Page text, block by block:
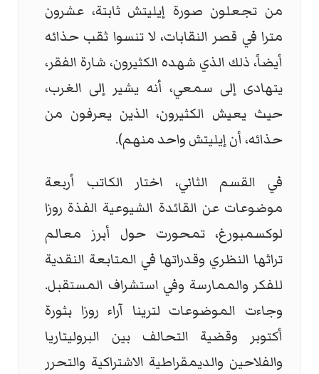
من تجعلون صورة إیلیتش ثابتة، عشرون
مترا في قصر النقابات، لا تنسوا ثقب حذائه
أیضاً، ذلك الذي شھده الكثیرون، شارة الفقر،
یتھادى إلى سمعي، أنه یشیر إلى الغرب،
حیث یعیش الكثیرون، الذین یعرفون من
حذائه، أن إیلیتش واحد منھم).
في القسم الثاني، اختار الكاتب أربعة
موضوعات عن القائدة الشيوعية الفذة روزا
لوكسمبورغ، تمحورت حول أبرز معالم
تراثها النظري وقدراتها في المتابعة النقدية
للفكر والممارسة وفي استشراف المستقبل.
وجاءت الموضوعات لترينا آراء روزا بثورة
أكتوبر وقضية التحالف بين البروليتاريا
والفلاحين والديمقراطية الاشتراكية والتحرر